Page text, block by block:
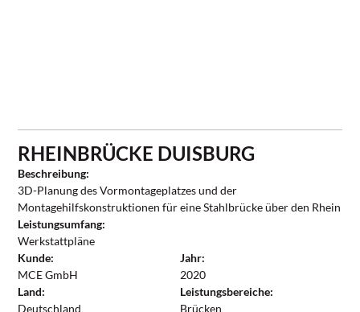
RHEINBRÜCKE DUISBURG
Beschreibung:
3D-Planung des Vormontageplatzes und der
Montagehilfskonstruktionen für eine Stahlbrücke über den Rhein
Leistungsumfang:
Werkstattpläne
Kunde:
MCE GmbH
Land:
Deutschland
Jahr:
2020
Leistungsbereiche:
Brücken